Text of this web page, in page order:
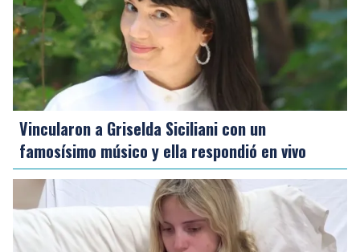
Vincularon a Griselda Siciliani con un
famosísimo músico y ella respondió en vivo